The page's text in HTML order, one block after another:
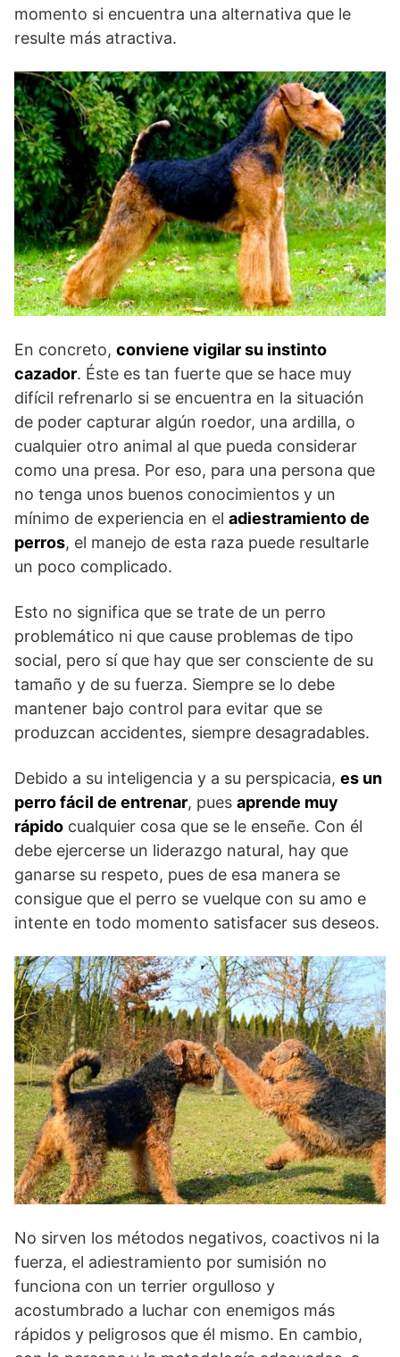
momento si encuentra una alternativa que le
resulte más atractiva.
En concreto, conviene vigilar su instinto
cazador. Éste es tan fuerte que se hace muy
difícil refrenarlo si se encuentra en la situación
de poder capturar algún roedor, una ardilla, o
cualquier otro animal al que pueda considerar
como una presa. Por eso, para una persona que
no tenga unos buenos conocimientos y un
mínimo de experiencia en el adiestramiento de
perros, el manejo de esta raza puede resultarle
un poco complicado.
Esto no significa que se trate de un perro
problemático ni que cause problemas de tipo
social, pero sí que hay que ser consciente de su
tamaño y de su fuerza. Siempre se lo debe
mantener bajo control para evitar que se
produzcan accidentes, siempre desagradables.
Debido a su inteligencia y a su perspicacia, es un
perro fácil de entrenar, pues aprende muy
rápido cualquier cosa que se le enseñe. Con él
debe ejercerse un liderazgo natural, hay que
ganarse su respeto, pues de esa manera se
consigue que el perro se vuelque con su amo e
intente en todo momento satisfacer sus deseos.
No sirven los métodos negativos, coactivos ni la
fuerza, el adiestramiento por sumisión no
funciona con un terrier orgulloso y
acostumbrado a luchar con enemigos más
rápidos y peligrosos que él mismo. En cambio,